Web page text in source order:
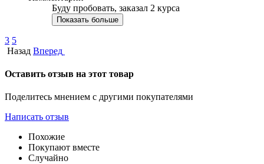
Буду пробовать, заказал 2 курса
Показать больше
3 5
Назад Вперед
Оставить отзыв на этот товар
Поделитесь мнением с другими покупателями
Написать отзыв
Похожие
Покупают вместе
Случайно